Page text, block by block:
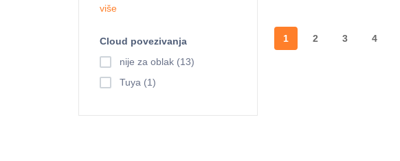
1 2 3 4
više
Cloud povezivanja
nije za oblak (13)
Tuya (1)